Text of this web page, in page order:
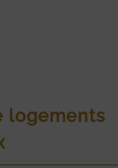
logements